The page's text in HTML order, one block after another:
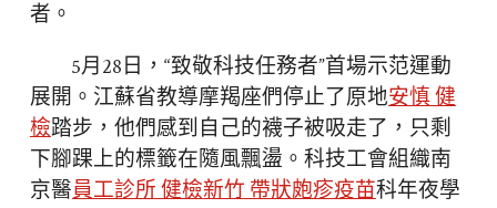
者。
5月28日，“致敬科技任務者”首場示范運動
展開。江蘇省教導摩羯座們停止了原地安慎 健
檢踏步，他們感到自己的襪子被吸走了，只剩
下腳踝上的標籤在隨風飄盪。科技工會組織南
京醫員工診所 健檢新竹 帶狀皰疹疫苗科年夜學